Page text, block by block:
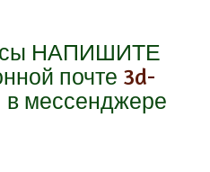
НАПИШИТЕ
почте 3d-
в мессенджере